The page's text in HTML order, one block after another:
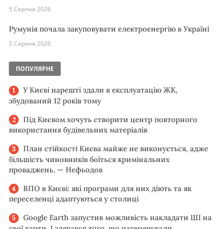
5 Серпня 2026
Румунія почала закуповувати електроенергію в Україні
5 Серпня 2026
ПОПУЛЯРНЕ
У Києві нарешті здали в експлуатацію ЖК,
збудований 12 років тому
Під Києвом хочуть створити центр повторного
використання будівельних матеріалів
План стійкості Києва майже не виконується, адже
більшість чиновників боїться кримінальних
проваджень, — Нефьодов
ВПО в Києві: які програми для них діють та як
переселенці адаптуються у столиці
Google Earth запустив можливість накладати ШІ на